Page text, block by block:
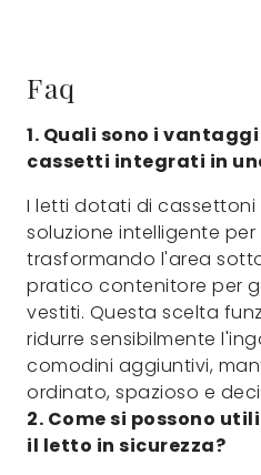
Faq
1. Quali sono i
cassetti integrati in
I letti dotati di
soluzione intelligente
trasformando l'area
pratico contenitore per
vestiti. Questa scelta
ridurre sensibilmente
comodini aggiuntivi,
ordinato, spazioso e
2. Come si possono
il letto in sicurezza?